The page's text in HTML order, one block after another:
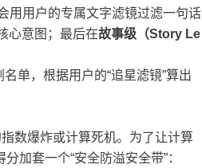
用用户的专属文字滤镜过滤一句话
心意图；最后在故事级（Story Le
单，根据用户的“追星滤镜”算出
指数爆炸或计算死机。为了让计算
加套一个“安全防溢安全带”：